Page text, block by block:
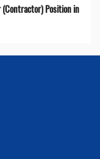
(Contractor) Position in